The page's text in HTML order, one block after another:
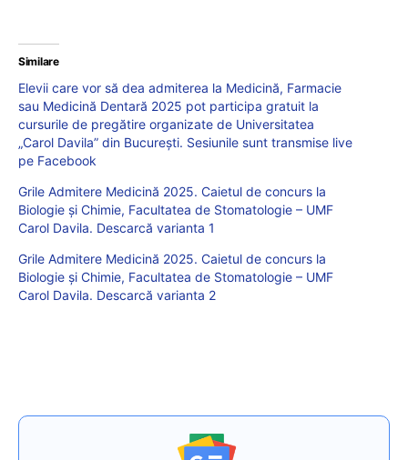
Similare
Elevii care vor să dea admiterea la Medicină, Farmacie
sau Medicină Dentară 2025 pot participa gratuit la
cursurile de pregătire organizate de Universitatea
„Carol Davila” din București. Sesiunile sunt transmise live
pe Facebook
Grile Admitere Medicină 2025. Caietul de concurs la
Biologie și Chimie, Facultatea de Stomatologie – UMF
Carol Davila. Descarcă varianta 1
Grile Admitere Medicină 2025. Caietul de concurs la
Biologie și Chimie, Facultatea de Stomatologie – UMF
Carol Davila. Descarcă varianta 2